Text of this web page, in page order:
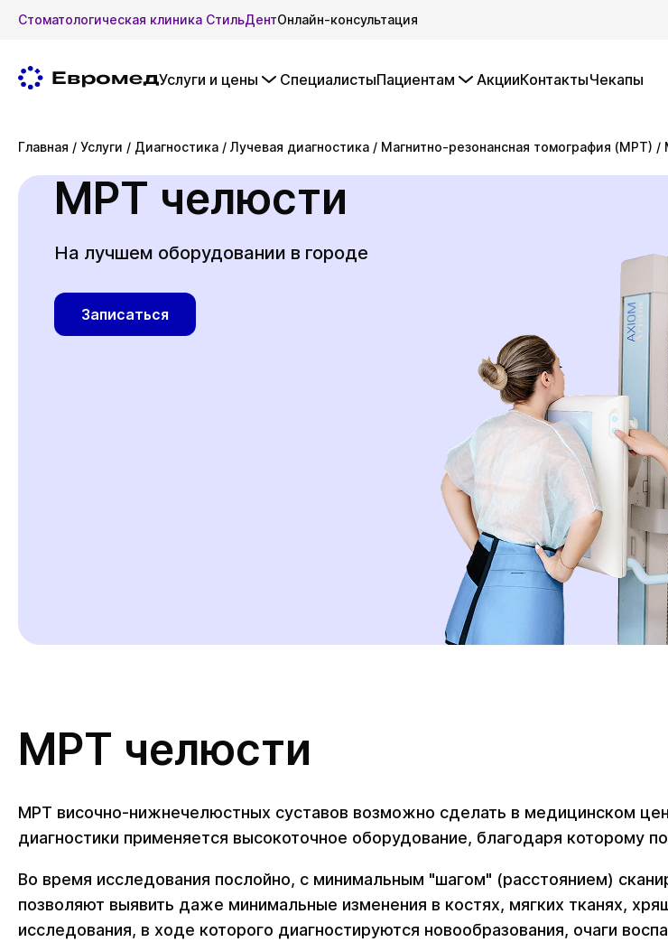
Стоматологическая клиника СтильДентОнлайн-консультация
Услуги и цены СпециалистыПациентам АкцииКонтактыЧекапы
Главная / Услуги / Диагностика / Лучевая диагностика / Магнитно-резонансная томография (МРТ) /
МРТ челюсти
На лучшем оборудовании в городе
Записаться
МРТ челюсти
МРТ височно-нижнечелюстных суставов возможно сделать в медицинском
диагностики применяется высокоточное оборудование, благодаря которому
Во время исследования послойно, с минимальным "шагом" (расстоянием)
позволяют выявить даже минимальные изменения в костях, мягких тканях,
исследования, в ходе которого диагностируются новообразования, очаги